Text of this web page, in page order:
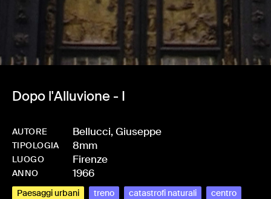
Dopo l'Alluvione - I
AUTORE Bellucci, Giuseppe
TIPOLOGIA 8mm
LUOGO Firenze
ANNO 1966
Paesaggi urbani treno catastrofi naturali
centro